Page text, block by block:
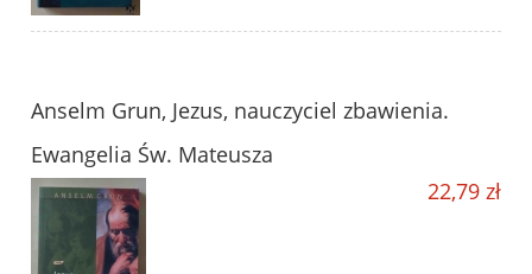
Anselm Grun, Jezus, nauczyciel zbawienia.
Ewangelia Św. Mateusza
22,79 zł